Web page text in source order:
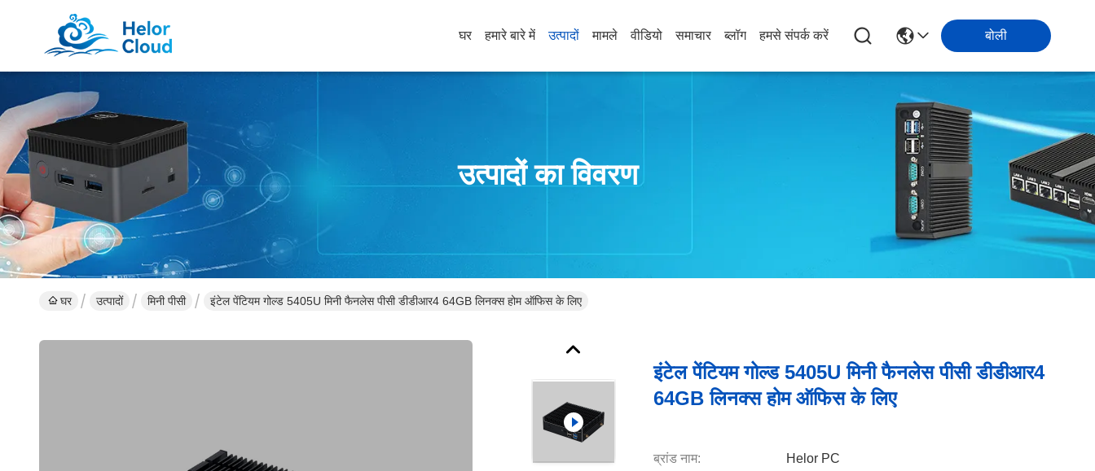
घर हमारे बारे में उत्पादों मामले वीडियो समाचार ब्लॉग हमसे संपर्क करें बोली
उत्पादों का विवरण
घर उत्पादों मिनी पीसी इंटेल पेंटियम गोल्ड 5405U मिनी फैनलेस पीसी डीडीआर4 64GB लिनक्स होम ऑफिस के लिए
इंटेल पेंटियम गोल्ड 5405U मिनी फैनलेस पीसी डीडीआर4
64GB लिनक्स होम ऑफिस के लिए
ब्रांड नाम: Helor PC